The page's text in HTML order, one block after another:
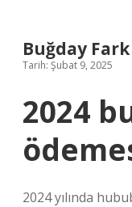
Buğday
Tarih: Şubat 9, 2025
2024
2024 yılında